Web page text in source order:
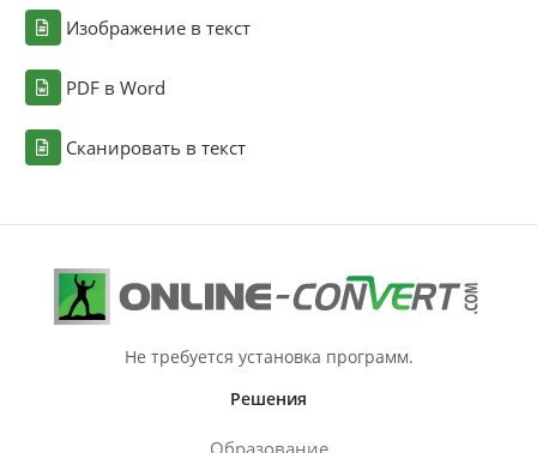
Изображение в текст
PDF в Word
Сканировать в текст
Не требуется установка программ.
Решения